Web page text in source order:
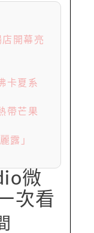
開幕亮
卡夏系
帶芒果
露」
微
次看